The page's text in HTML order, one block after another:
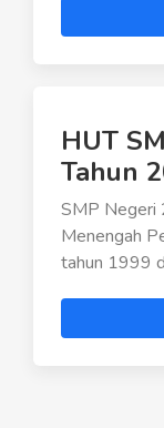
HUT
Tahun
SMP Negeri
Menengah
tahun 1999